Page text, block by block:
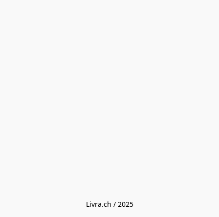
Livra.ch / 2025